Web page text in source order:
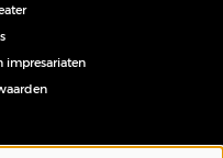
impresariaten